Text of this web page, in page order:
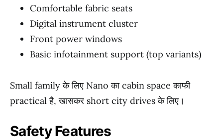
Comfortable fabric seats
Digital instrument cluster
Front power windows
Basic infotainment support (top variants)
Small family के लिए Nano का cabin space काफी
practical है, खासकर short city drives के लिए।
Safety Features